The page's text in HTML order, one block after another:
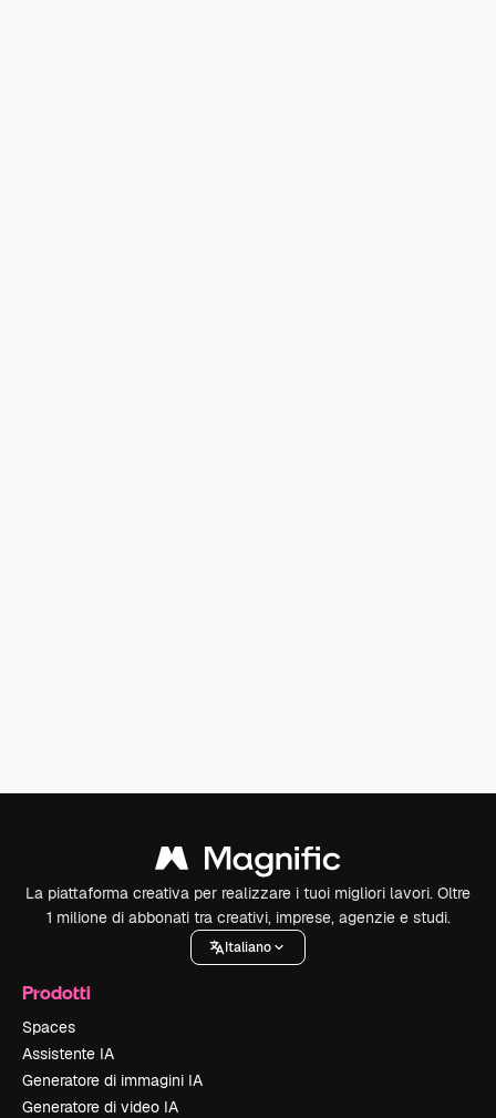
La piattaforma creativa per realizzare i tuoi migliori lavori. Oltre
1 milione di abbonati tra creativi, imprese, agenzie e studi.
Italiano
Prodotti
Spaces
Assistente IA
Generatore di immagini IA
Generatore di video IA